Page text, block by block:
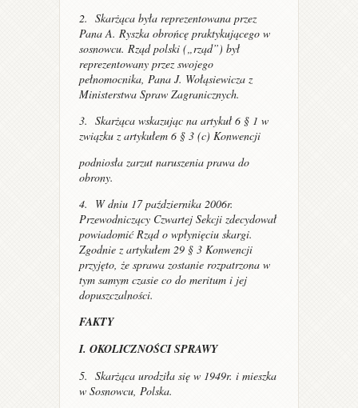
2. Skarżąca była reprezentowana przez
Pana A. Ryszka obrońcę praktykującego w
sosnowcu. Rząd polski („rząd”) był
reprezentowany przez swojego
pełnomocnika, Pana J. Wołąsiewicza z
Ministerstwa Spraw Zagranicznych.
3. Skarżąca wskazując na artykuł 6 § 1 w
związku z artykułem 6 § 3 (c) Konwencji
podniosła zarzut naruszenia prawa do
obrony.
4. W dniu 17 października 2006r.
Przewodniczący Czwartej Sekcji zdecydował
powiadomić Rząd o wpłynięciu skargi.
Zgodnie z artykułem 29 § 3 Konwencji
przyjęto, że sprawa zostanie rozpatrzona w
tym samym czasie co do meritum i jej
dopuszczalności.
FAKTY
I. OKOLICZNOŚCI SPRAWY
5. Skarżąca urodziła się w 1949r. i mieszka
w Sosnowcu, Polska.